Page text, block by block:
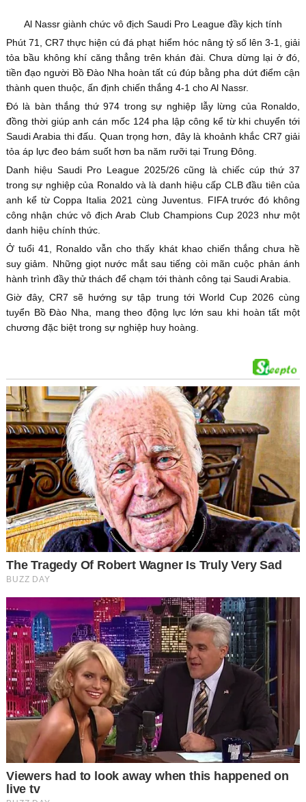
Al Nassr giành chức vô địch Saudi Pro League đầy kịch tính
Phút 71, CR7 thực hiện cú đá phạt hiểm hóc nâng tỷ số lên 3-1, giải
tỏa bầu không khí căng thẳng trên khán đài. Chưa dừng lại ở đó,
tiền đạo người Bồ Đào Nha hoàn tất cú đúp bằng pha dứt điểm cận
thành quen thuộc, ấn định chiến thắng 4-1 cho Al Nassr.
Đó là bàn thắng thứ 974 trong sự nghiệp lẫy lừng của Ronaldo,
đồng thời giúp anh cán mốc 124 pha lập công kể từ khi chuyển tới
Saudi Arabia thi đấu. Quan trọng hơn, đây là khoảnh khắc CR7 giải
tỏa áp lực đeo bám suốt hơn ba năm rưỡi tại Trung Đông.
Danh hiệu Saudi Pro League 2025/26 cũng là chiếc cúp thứ 37
trong sự nghiệp của Ronaldo và là danh hiệu cấp CLB đầu tiên của
anh kể từ Coppa Italia 2021 cùng Juventus. FIFA trước đó không
công nhận chức vô địch Arab Club Champions Cup 2023 như một
danh hiệu chính thức.
Ở tuổi 41, Ronaldo vẫn cho thấy khát khao chiến thắng chưa hề
suy giảm. Những giọt nước mắt sau tiếng còi mãn cuộc phản ánh
hành trình đầy thử thách để chạm tới thành công tại Saudi Arabia.
Giờ đây, CR7 sẽ hướng sự tập trung tới World Cup 2026 cùng
tuyển Bồ Đào Nha, mang theo động lực lớn sau khi hoàn tất một
chương đặc biệt trong sự nghiệp huy hoàng.